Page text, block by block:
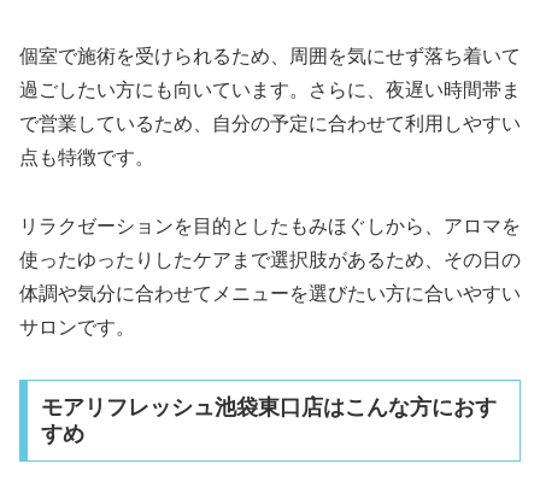
個室で施術を受けられるため、周囲を気にせず落ち着いて
過ごしたい方にも向いています。さらに、夜遅い時間帯ま
で営業しているため、自分の予定に合わせて利用しやすい
点も特徴です。
リラクゼーションを目的としたもみほぐしから、アロマを
使ったゆったりしたケアまで選択肢があるため、その日の
体調や気分に合わせてメニューを選びたい方に合いやすい
サロンです。
モアリフレッシュ池袋東口店はこんな方におす
すめ